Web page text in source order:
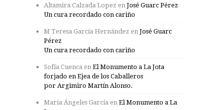
Altamira Calzada Lopez en José Guarc Pérez
Un cura recordado con cariño
M Teresa García Hernández en José Guarc
Pérez
Un cura recordado con cariño
Sofía Cuenca en El Monumento a La Jota
forjado en Ejea de los Caballeros
por Argimiro Martín Alonso.
María Ángeles García en El Monumento a La